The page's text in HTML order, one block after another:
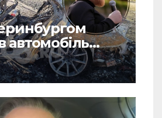
автомобіль
дронів “Упир”